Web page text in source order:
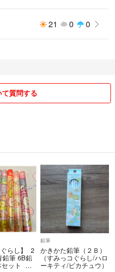
21 0 0
質問する
ぐらし】 2
筆 6B鉛
ット サ
鉛筆
かきかた鉛筆（２Ｂ）
（すみっコぐらし/ハロ
ーキティ/ピカチュウ）